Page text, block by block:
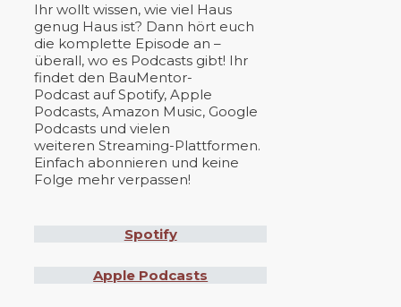
Ihr wollt wissen, wie viel Haus
genug Haus ist? Dann hört euch
die komplette Episode an –
überall, wo es Podcasts gibt! Ihr
findet den BauMentor-
Podcast auf Spotify, Apple
Podcasts, Amazon Music, Google
Podcasts und vielen
weiteren Streaming-Plattformen.
Einfach abonnieren und keine
Folge mehr verpassen!
Spotify
Apple Podcasts